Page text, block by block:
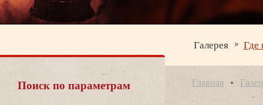
Галерея Где
Поиск по параметрам Главная